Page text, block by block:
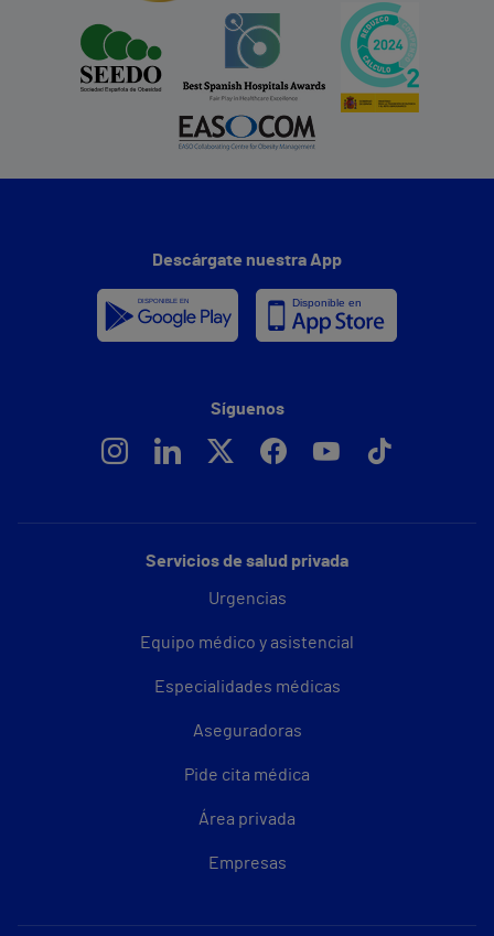
Servicios de salud privada
Urgencias
Equipo médico y asistencial
Especialidades médicas
Aseguradoras
Pide cita médica
Área privada
Empresas
Descárgate nuestra App
Síguenos